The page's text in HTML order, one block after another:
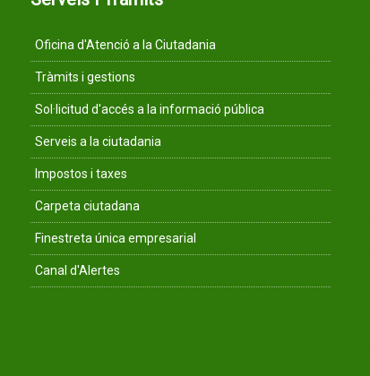
Oficina d'Atenció a la Ciutadania
Tràmits i gestions
Sol·licitud d'accés a la informació pública
Serveis a la ciutadania
Impostos i taxes
Carpeta ciutadana
Finestreta única empresarial
Canal d'Alertes